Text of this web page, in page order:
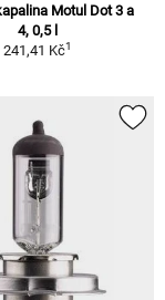
Motul Dot 3 a
4, 0,5 l
241,41 Kč1